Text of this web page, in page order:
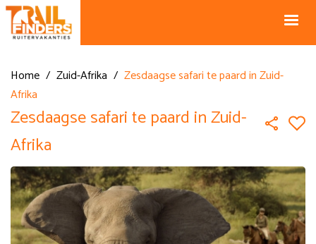
Home / Zuid-Afrika / Zesdaagse safari te paard in Zuid-
Afrika
Zesdaagse safari te paard in Zuid-
Afrika